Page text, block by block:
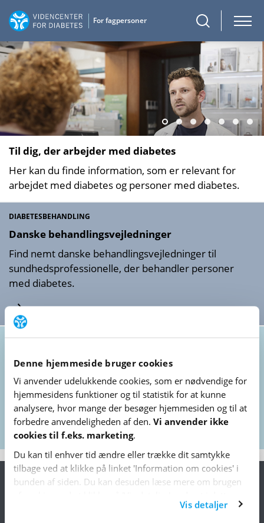
Denne hjemmeside bruger cookies
Vi anvender udelukkende cookies, som er nødvendige for
hjemme­sidens funktioner og til statistik for at kunne
analysere, hvor mange der besøger hjemme­siden og til at
forbedre anvende­lig­heden af den. Vi anvender ikke
cookies til f.eks. marketing.
Du kan til enhver tid ændre eller trække dit samtykke
tilbage ved at klikke på linket 'Information om cookies' i
bunden af siden. Du kan desuden læse mere om brugen
Vis detaljer
Til dig, der arbejder med diabetes
Her kan du finde information, som er relevant for
arbejdet med diabetes og personer med diabetes.
DIABETESBEHANDLING
Danske behand­lings­vejled­ninger
Find nemt danske behandlings­vejledninger til
sundheds­professionelle, der behandler personer
med diabetes.
DANSKE BEHANDLINGSVEJLEDNINGER
TAL OG STATISTIK
Diabetesatlas
Brug diabetesatlasset til at dykke ned i data for
antallet af personer med type 1- og type 2-diabetes i
alle landets kommuner.
DIABETESATLAS